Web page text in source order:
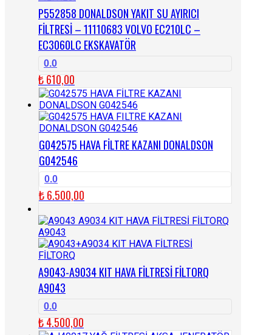
P552858 DONALDSON YAKIT SU AYIRICI
FİLTRESİ – 11110683 VOLVO EC210LC –
EC3060LC EKSKAVATÖR
0.0
₺610,00
G042575 HAVA FİLTRE KAZANI DONALDSON
G042546
0.0
₺6.500,00
A9043-A9034 KIT HAVA FİLTRESİ FİLTORQ
A9043
0.0
₺4.500,00